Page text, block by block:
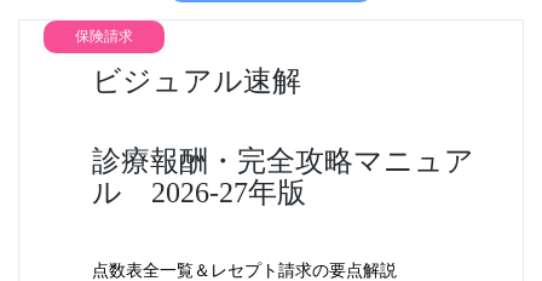
保険請求
ビジュアル速解
診療報酬・完全攻略マニュア
ル 2026-27年版
点数表全一覧＆レセプト請求の要点解説